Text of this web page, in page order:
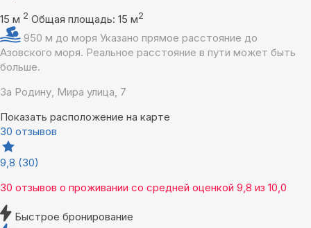
15 м 2 Общая площадь: 15 м2
950 м до моря Указано прямое расстояние до
Азовского моря. Реальное расстояние в пути может быть
больше.
За Родину, Мира улица, 7
Показать расположение на карте
30 отзывов
9,8 (30)
30 отзывов о проживании со средней оценкой 9,8 из 10,0
Быстрое бронирование